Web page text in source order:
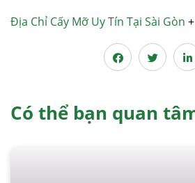
Địa Chỉ Cấy Mỡ Uy Tín Tại Sài Gòn
Có thể bạn quan